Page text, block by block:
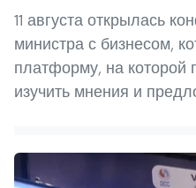
11 августа открылась
министра с бизнесом,
платформу, на которой
изучить мнения и